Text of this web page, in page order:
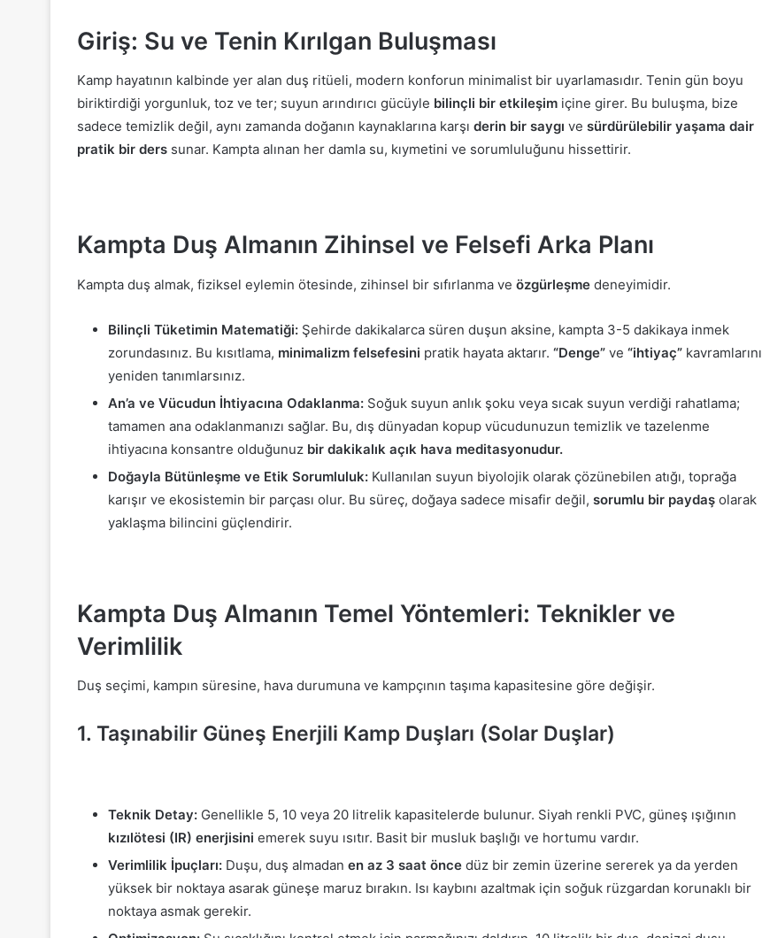
Giriş: Su ve Tenin Kırılgan Buluşması
Kamp hayatının kalbinde yer alan duş ritüeli, modern konforun minimalist bir uyarlamasıdır. Tenin gün boyu
biriktirdiği yorgunluk, toz ve ter; suyun arındırıcı gücüyle bilinçli bir etkileşim içine girer. Bu buluşma, bize
sadece temizlik değil, aynı zamanda doğanın kaynaklarına karşı derin bir saygı ve sürdürülebilir yaşama dair
pratik bir ders sunar. Kampta alınan her damla su, kıymetini ve sorumluluğunu hissettirir.
Kampta Duş Almanın Zihinsel ve Felsefi Arka Planı
Kampta duş almak, fiziksel eylemin ötesinde, zihinsel bir sıfırlanma ve özgürleşme deneyimidir.
Bilinçli Tüketimin Matematiği: Şehirde dakikalarca süren duşun aksine, kampta 3-5 dakikaya inmek
zorundasınız. Bu kısıtlama, minimalizm felsefesini pratik hayata aktarır. “Denge” ve “ihtiyaç” kavramlarını
yeniden tanımlarsınız.
An’a ve Vücudun İhtiyacına Odaklanma: Soğuk suyun anlık şoku veya sıcak suyun verdiği rahatlama;
tamamen ana odaklanmanızı sağlar. Bu, dış dünyadan kopup vücudunuzun temizlik ve tazelenme
ihtiyacına konsantre olduğunuz bir dakikalık açık hava meditasyonudur.
Doğayla Bütünleşme ve Etik Sorumluluk: Kullanılan suyun biyolojik olarak çözünebilen atığı, toprağa
karışır ve ekosistemin bir parçası olur. Bu süreç, doğaya sadece misafir değil, sorumlu bir paydaş olarak
yaklaşma bilincini güçlendirir.
Kampta Duş Almanın Temel Yöntemleri: Teknikler ve
Verimlilik
Duş seçimi, kampın süresine, hava durumuna ve kampçının taşıma kapasitesine göre değişir.
1. Taşınabilir Güneş Enerjili Kamp Duşları (Solar Duşlar)
Teknik Detay: Genellikle 5, 10 veya 20 litrelik kapasitelerde bulunur. Siyah renkli PVC, güneş ışığının
kızılötesi (IR) enerjisini emerek suyu ısıtır. Basit bir musluk başlığı ve hortumu vardır.
Verimlilik İpuçları: Duşu, duş almadan en az 3 saat önce düz bir zemin üzerine sererek ya da yerden
yüksek bir noktaya asarak güneşe maruz bırakın. Isı kaybını azaltmak için soğuk rüzgardan korunaklı bir
noktaya asmak gerekir.